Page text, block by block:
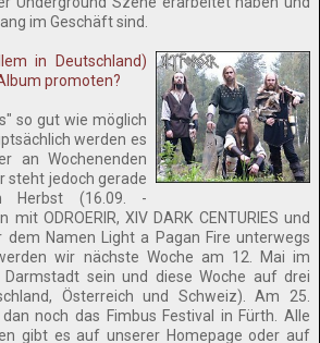
im Geschäft sind.
in Deutschland)
promoten?
so gut wie möglich
werden es
an Wochenenden
steht jedoch gerade
Herbst (16.09. -
ODROERIR, XIV DARK CENTURIES und
dem Namen Light a Pagan Fire unterwegs
wir nächste Woche am 12. Mai im
sein und diese Woche auf drei
Österreich und Schweiz). Am 25.
noch das Fimbus Festival in Fürth. Alle
gibt es auf unserer Homepage oder auf